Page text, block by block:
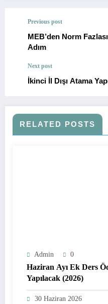
Previous post
MEB’den Norm
Adım
Next post
İkinci İl Dışı Atama
RELATED POSTS
Admin 0
Haziran Ayı Ek Ders
Yapılacak (2026)
30 Haziran 2026